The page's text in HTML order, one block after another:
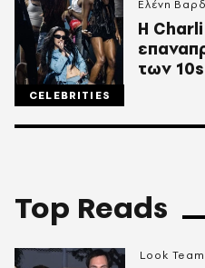
CELEBRITIES
H
των
Ελένη
Top Reads
Look Team